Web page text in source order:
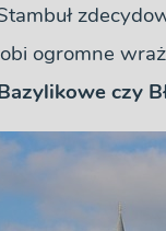
ogromne
czy